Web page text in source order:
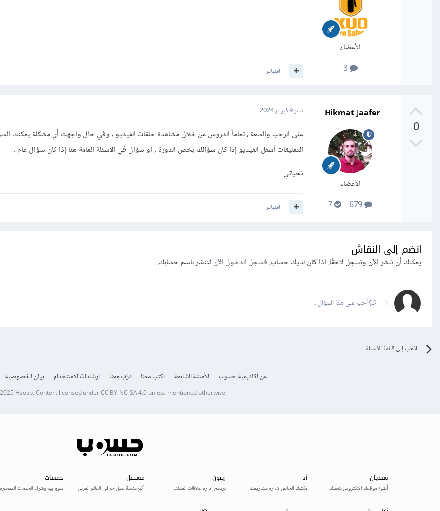
الأعضاء
3
اقتباس
0
Hikmat Jaafer
الأعضاء
نشر9 فبراير 2024
على الرحب والسعة , تماماً الدروس من خلال مشاهدة حلقات الفيديو , وفي حال واجهت أي مشكلة يمكنك
التعليقات أسفل الفيديو إذا كان سؤالك يخص الدورة , أو سؤال في الاسئلة العامة هنا إذا كان سؤال عام .
تحياتي
اقتباس
انضم إلى النقاش
يمكنك أن تنشر الآن وتسجل لاحقًا. إذا كان لديك حساب،فسجل الدخول الآنلتنشر باسم حسابك.
أجب على هذا السؤال...
اذهب إلى قائمة الأسئلة
عن أكاديمية حسوب الأسئلة الشائعة اكتب معنا درّب معنا إرشادات الاستخدام بيان الخصوصية
Hsoub.Content licensed underCC BY-NC-SA 4.0unless mentioned otherwise.